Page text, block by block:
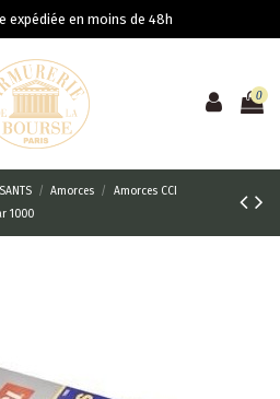
expédiée en moins de 48h
0
Amorces
Amorces CCI
1000